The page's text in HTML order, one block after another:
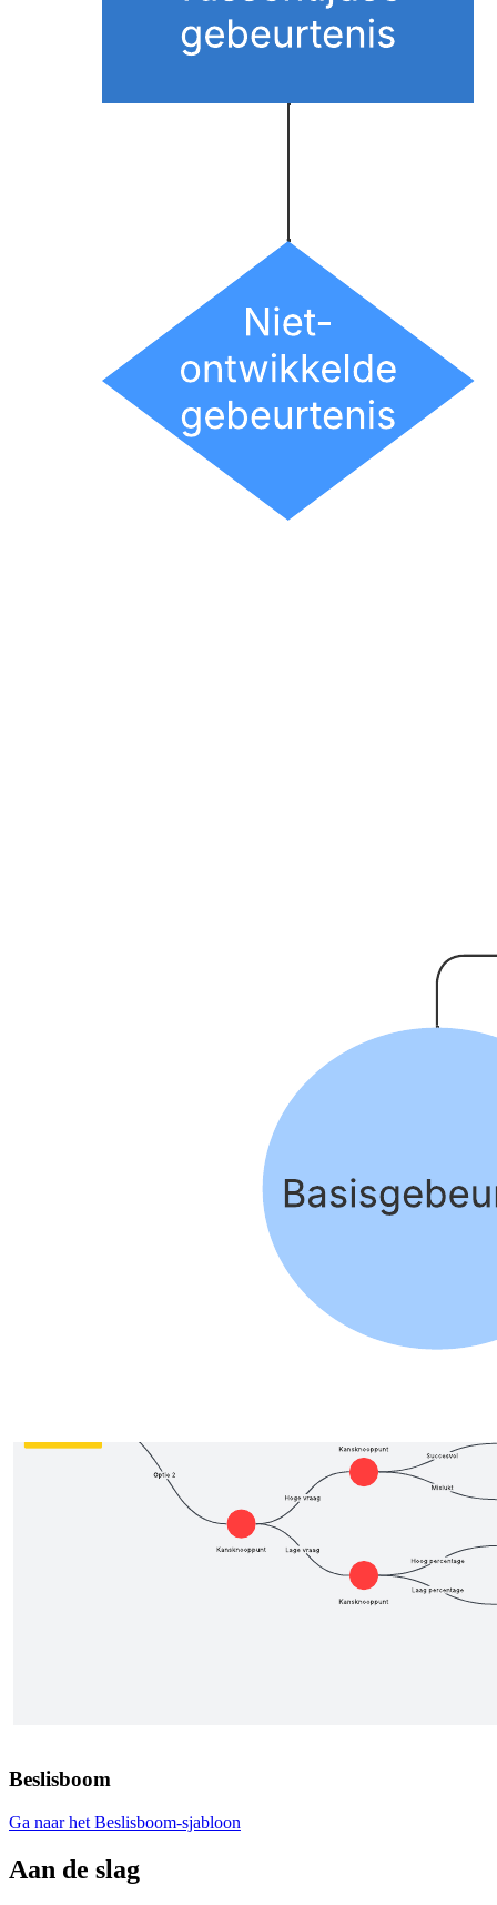
Voorbeeld van een moodboard
Ga naar het Voorbeeld van een moodboard-sjabloon
Voorbeeld van een FMEA (Failure Mode and Effects
Ga naar het Voorbeeld van een FMEA (Failure Mode and Effects
Beslisboom
Ga naar het Beslisboom-sjabloon
Aan de slag